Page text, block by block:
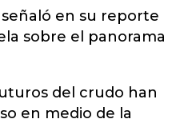
señaló en su reporte
sobre el panorama
del crudo han
en medio de la